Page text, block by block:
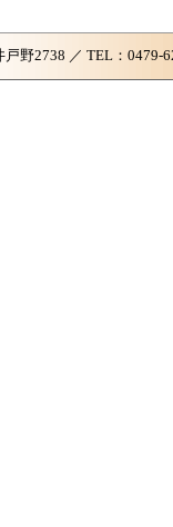
野2738 ／ TEL：0479-